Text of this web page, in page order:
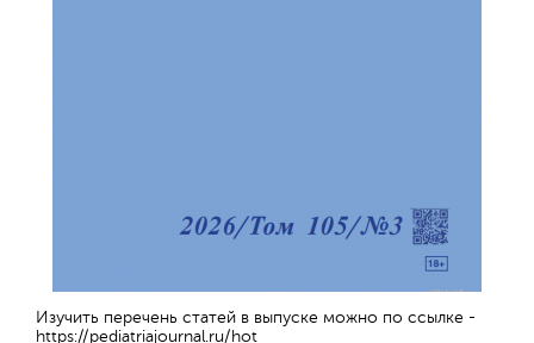
Изучить перечень статей в выпуске можно по ссылке -
https://pediatriajournal.ru/hot